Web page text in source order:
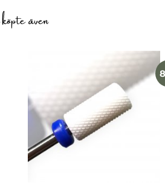
även